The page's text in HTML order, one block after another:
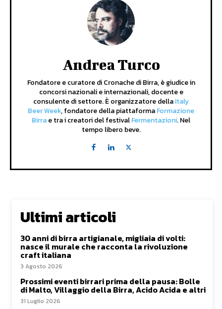
Andrea Turco
Fondatore e curatore di Cronache di Birra, è giudice in
concorsi nazionali e internazionali, docente e
consulente di settore. È organizzatore dellaItaly
Beer Week, fondatore della piattaformaFormazione
Birrae tra i creatori del festivalFermentazioni. Nel
tempo libero beve.
Ultimi articoli
30 anni di birra artigianale, migliaia di volti:
nasce il murale che racconta la rivoluzione
craft italiana
3 Agosto 2026
Prossimi eventi birrari prima della pausa: Bolle
di Malto, Villaggio della Birra, Acido Acida e altri
31 Luglio 2026